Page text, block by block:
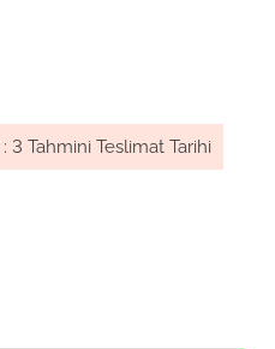
: 3 Tahmini Teslimat Tarihi